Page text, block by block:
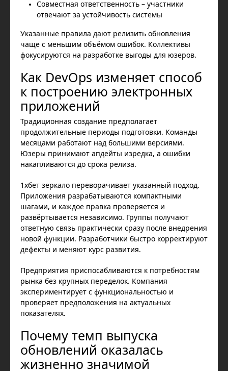
Совместная ответственность – участники
отвечают за устойчивость системы
Указанные правила дают релизить обновления
чаще с меньшим объёмом ошибок. Коллективы
фокусируются на разработке выгоды для юзеров.
Как DevOps изменяет способ
к построению электронных
приложений
Традиционная создание предполагает
продолжительные периоды подготовки. Команды
месяцами работают над большими версиями.
Юзеры принимают апдейты изредка, а ошибки
накапливаются до срока релиза.
1хбет зеркало переворачивает указанный подход.
Приложения разрабатываются компактными
шагами, и каждое правка проверяется и
развёртывается независимо. Группы получают
ответную связь практически сразу после внедрения
новой функции. Разработчики быстро корректируют
дефекты и меняют курс развития.
Предприятия приспосабливаются к потребностям
рынка без крупных переделок. Компания
экспериментирует с функциональностью и
проверяет предположения на актуальных
показателях.
Почему темп выпуска
обновлений оказалась
жизненно значимой